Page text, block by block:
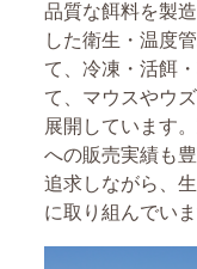
品質な餌料を製
した衛生・温度
て、冷凍・活餌
て、マウスやウ
展開しています
への販売実績も
追求しながら、
に取り組んでいま